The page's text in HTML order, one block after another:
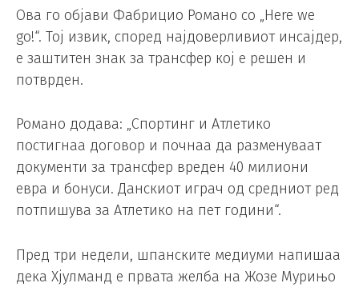
Ова го објави Фабрицио Романо со „Here we
go!“. Тој извик, според најдоверливиот инсајдер,
е заштитен знак за трансфер кој е решен и
потврден.
Романо додава: „Спортинг и Атлетико
постигнаа договор и почнаа да разменуваат
документи за трансфер вреден 40 милиони
евра и бонуси. Данскиот играч од средниот ред
потпишува за Атлетико на пет години“.
Пред три недели, шпанските медиуми напишаа
дека Хјулманд е првата желба на Жозе Мурињо